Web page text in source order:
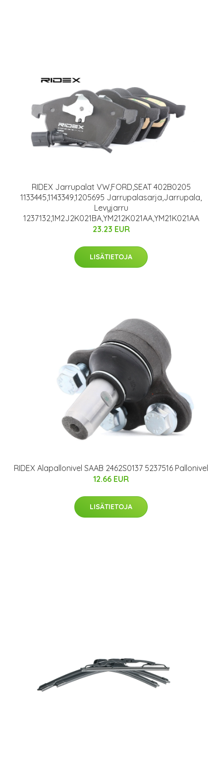
RIDEX Jarrupalat VW,FORD,SEAT 402B0205
1133445,1143349,1205695 Jarrupalasarja,Jarrupala,
Levyjarru
1237132,1M2J2K021BA,YM212K021AA,YM21K021AA
23.23 EUR
LISÄTIETOJA
RIDEX Alapallonivel SAAB 2462S0137 5237516 Pallonivel
12.66 EUR
LISÄTIETOJA